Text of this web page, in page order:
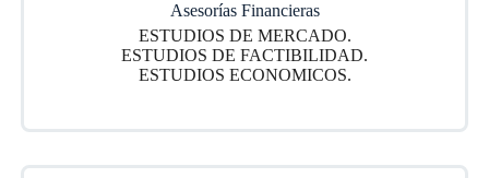
Asesorías Financieras
ESTUDIOS DE MERCADO.
ESTUDIOS DE FACTIBILIDAD.
ESTUDIOS ECONOMICOS.